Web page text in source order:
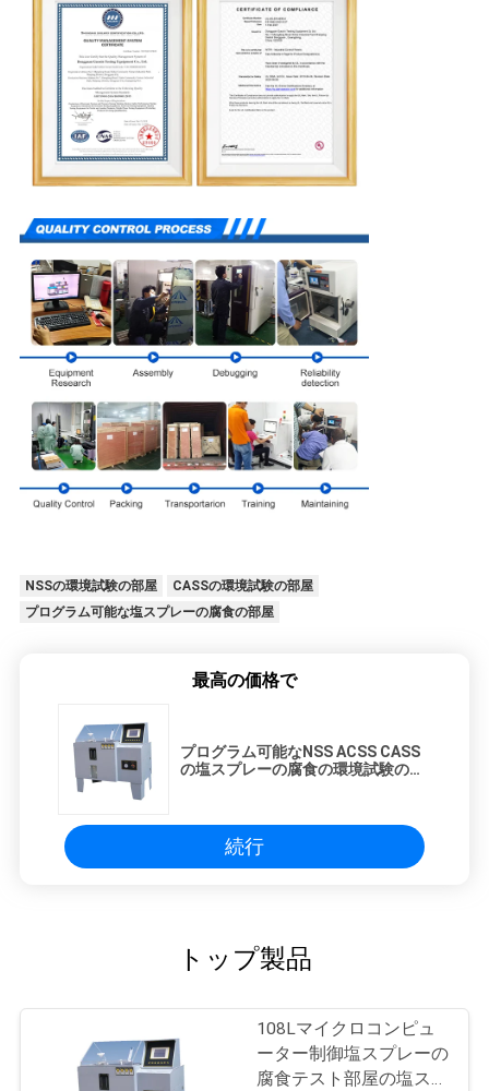
NSSの環境試験の部屋
CASSの環境試験の部屋
プログラム可能な塩スプレーの腐食の部屋
最高の価格で
プログラム可能なNSS ACSS CASS
の塩スプレーの腐食の環境試験の部
続行
トップ製品
108Lマイクロコンピュ
ーター制御塩スプレーの
腐食テスト部屋の塩スプ